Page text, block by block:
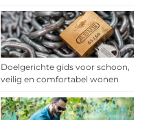
Doelgerichte gids voor schoon,
veilig en comfortabel wonen